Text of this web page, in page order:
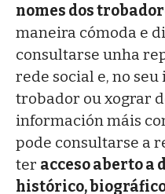
nomes dos
maneira cómoda e
consultarse unha
rede social e, no
trobador ou xograr
información máis
pode consultarse a
ter acceso aberto a
histórico,